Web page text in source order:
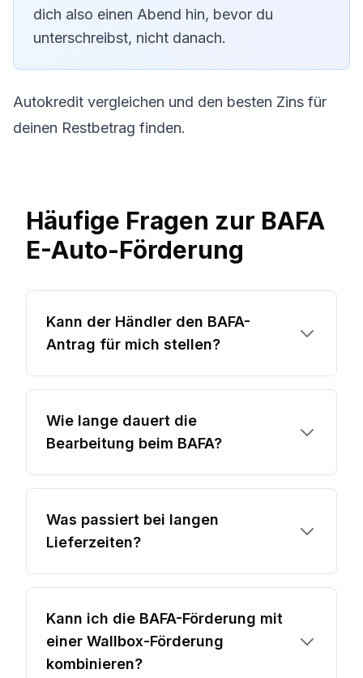
dich also einen Abend hin, bevor du
unterschreibst, nicht danach.
Autokredit vergleichen und den besten Zins für
deinen Restbetrag finden.
Häufige Fragen zur BAFA
E-Auto-Förderung
Kann der Händler den BAFA-
Antrag für mich stellen?
Wie lange dauert die
Bearbeitung beim BAFA?
Was passiert bei langen
Lieferzeiten?
Kann ich die BAFA-Förderung mit
einer Wallbox-Förderung
kombinieren?